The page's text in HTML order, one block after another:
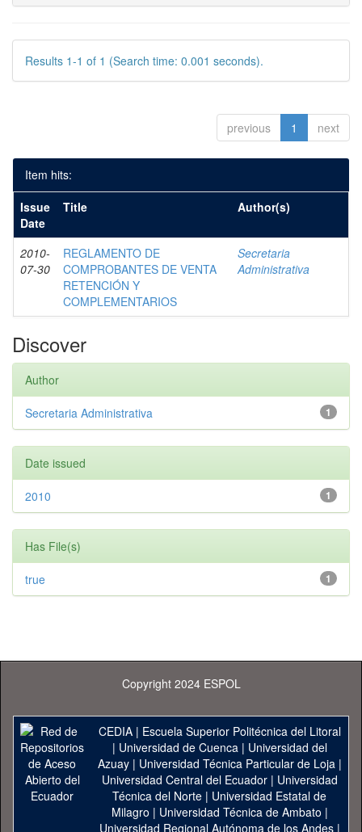
Results 1-1 of 1 (Search time: 0.001 seconds).
previous 1 next
Item hits:
Issue
Date
Title Author(s)
2010-
07-30
REGLAMENTO DE
COMPROBANTES DE VENTA
RETENCIÓN Y
COMPLEMENTARIOS
Secretaria
Administrativa
Discover
Author
1
Secretaria Administrativa
Date issued
1
2010
Has File(s)
1
true
Copyright 2024 ESPOL
CEDIA| Escuela Superior Politécnica del Litoral
| Universidad de Cuenca| Universidad del
Azuay| Universidad Técnica Particular de Loja|
Universidad Central del Ecuador| Universidad
Técnica del Norte | Universidad Estatal de
Milagro | Universidad Técnica de Ambato |
Universidad Regional Autónoma de los Andes|